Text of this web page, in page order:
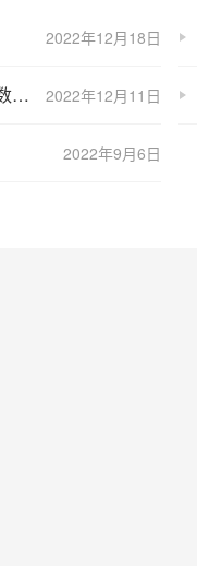
2022年12月18日
2022年12月11日
网站建设需要的3个思维 ，仅少数建站人员知道
2022年9月6日